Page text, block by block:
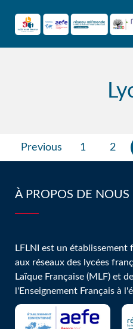
content
desPrevious 1 2
À PROPOS DE NOUS
LFLNI est un
aux réseaux des lycées
Laïque Française (MLF) et
l'Enseignement Français à